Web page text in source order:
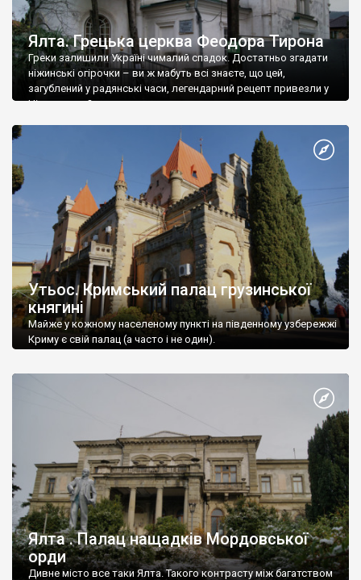
Ялта. Грецька церква Феодора Тирона
Греки залишили Україні чималий спадок. Достатньо згадати
ніжинські огірочки – ви ж мабуть всі знаєте, що цей,
загублений у радянські часи, легендарний рецепт привезли у
Ніжин греки?
Утьос. Кримський палац грузинської
княгині
Майже у кожному населеному пункті на південному узбережжі
Криму є свій палац (а часто і не один).
Ялта . Палац нащадків Мордовської
орди
Дивне місто все таки Ялта. Такого контрасту між багатством